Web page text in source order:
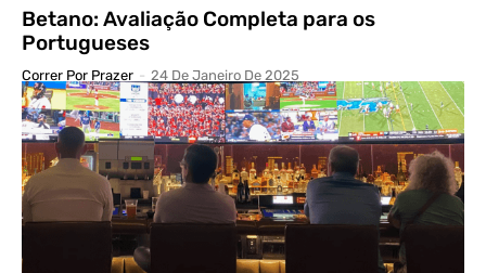
Betano: Avaliação Completa para os
Portugueses
Correr Por Prazer - 24 De Janeiro De 2025